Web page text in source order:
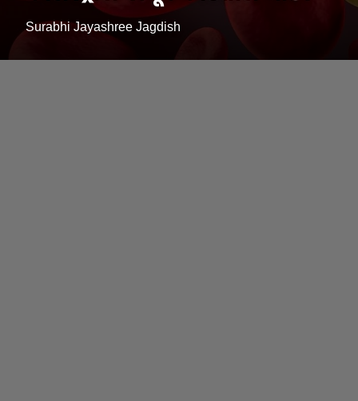
Surabhi Jayashree Jagdish